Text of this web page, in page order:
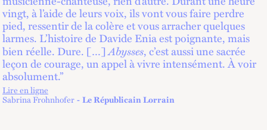
vingt, à l’aide de leurs voix, ils vont vous faire perdre
pied, ressentir de la colère et vous arracher quelques
larmes. L’histoire de Davide Enia est poignante, mais
bien réelle. Dure. […]Abysses, c’est aussi une sacrée
leçon de courage, un appel à vivre intensément. À voir
absolument.”
Lire en ligne
Sabrina Frohnhofer
Le Républicain Lorrain